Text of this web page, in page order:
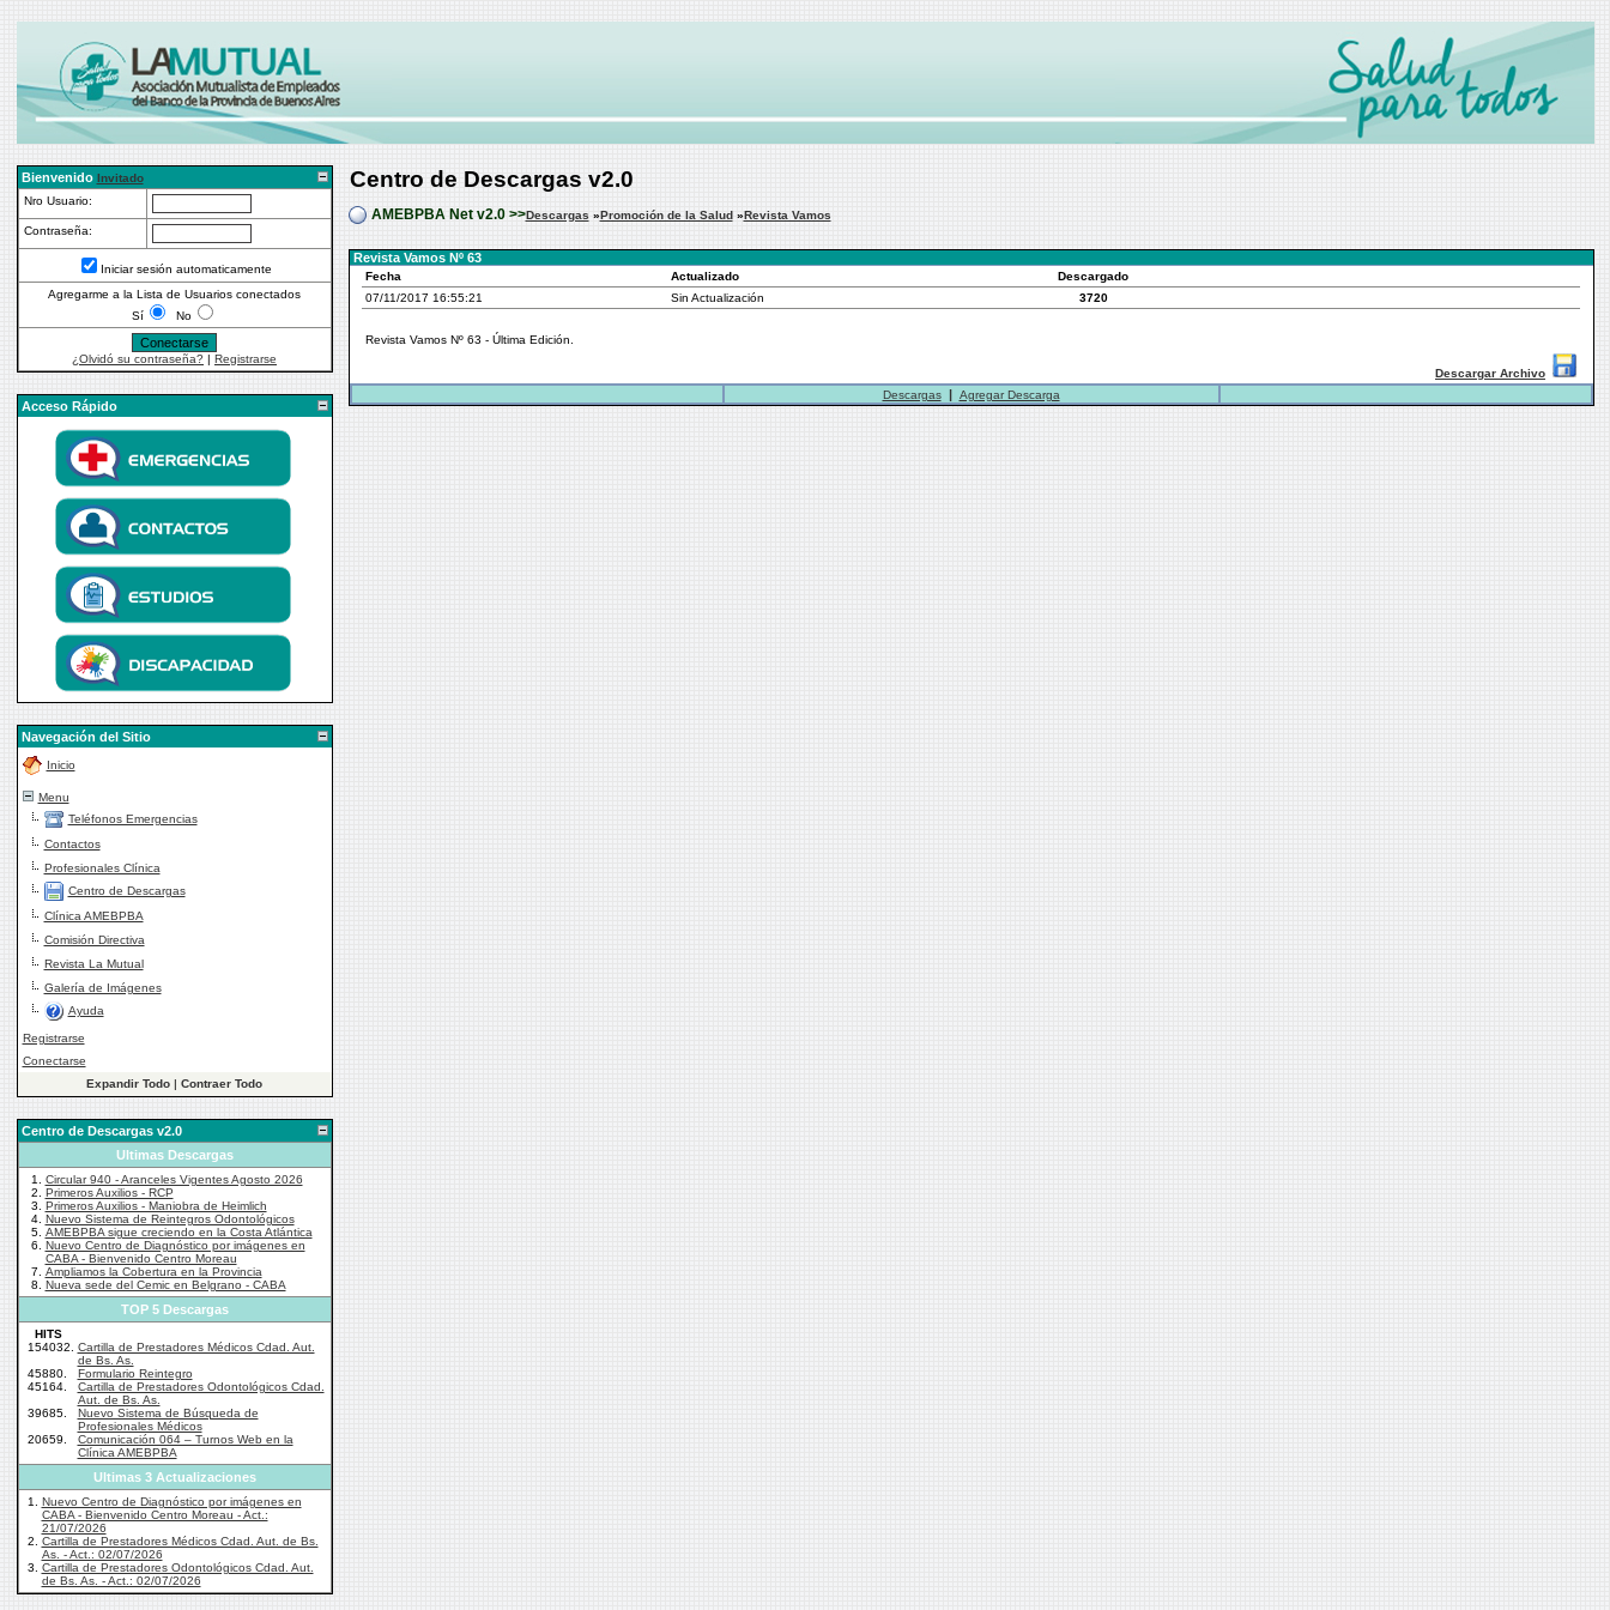
Bienvenido Invitado
Nro Usuario:
Contraseña:
Iniciar sesión automaticamente
Agregarme a la Lista de Usuarios conectados
Sí
No
¿Olvidó su contraseña? | Registrarse
Acceso Rápido
Navegación del Sitio
Inicio
Menu
Teléfonos Emergencias
Contactos
Profesionales Clínica
Centro de Descargas
Clínica AMEBPBA
Comisión Directiva
Revista La Mutual
Galería de Imágenes
Ayuda
Registrarse
Conectarse
Expandir Todo | Contraer Todo
Centro de Descargas v2.0
Ultimas Descargas
1.
Circular 940 - Aranceles Vigentes Agosto 2026
2.
Primeros Auxilios - RCP
3.
Primeros Auxilios - Maniobra de Heimlich
4. Nuevo Sistema de Reintegros Odontológicos
5. AMEBPBA sigue creciendo en la Costa Atlántica
6.
Nuevo Centro de Diagnóstico por imágenes en
CABA - Bienvenido Centro Moreau
7.
Ampliamos la Cobertura en la Provincia
8.
Nueva sede del Cemic en Belgrano - CABA
TOP 5 Descargas
HITS
154032.
Cartilla de Prestadores Médicos Cdad. Aut.
de Bs. As.
45880.
Formulario Reintegro
45164.
Cartilla de Prestadores Odontológicos Cdad.
Aut. de Bs. As.
39685.
Nuevo Sistema de Búsqueda de
Profesionales Médicos
20659.
Comunicación 064 – Turnos Web en la
Clínica AMEBPBA
Ultimas 3 Actualizaciones
1.
Nuevo Centro de Diagnóstico por imágenes en
CABA - Bienvenido Centro Moreau - Act.:
21/07/2026
2.
Cartilla de Prestadores Médicos Cdad. Aut. de Bs.
As. - Act.: 02/07/2026
3.
Cartilla de Prestadores Odontológicos Cdad. Aut.
de Bs. As. - Act.: 02/07/2026
Centro de Descargas v2.0
AMEBPBA Net v2.0 >>Descargas »Promoción de la Salud »Revista Vamos
Revista Vamos Nº 63
Fecha Actualizado
Descargado
07/11/2017 16:55:21
Sin Actualización 3720
Revista Vamos Nº 63 - Última Edición.
Descargar Archivo
Descargas| Agregar Descarga